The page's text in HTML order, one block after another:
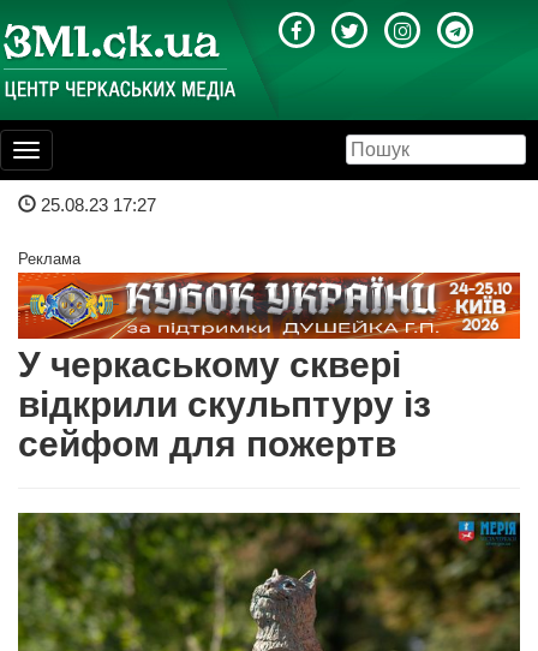
Toggle
navigation
25.08.23 17:27
Реклама
У черкаському сквері
відкрили скульптуру із
сейфом для пожертв